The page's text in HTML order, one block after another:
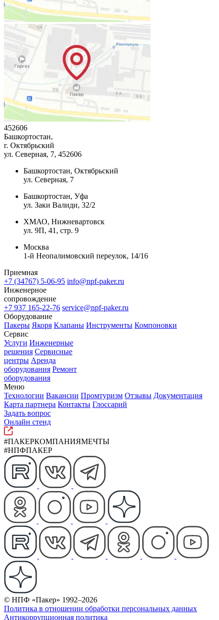
452606
Башкортостан,
г. Октябрьский
ул. Северная, 7, 452606
Башкортостан, Октябрьский
ул. Северная, 7
Башкортостан, Уфа
ул. Заки Валиди, 32/2
ХМАО, Нижневартовск
ул. 9П, 41, стр. 9
Москва
1-й Неопалимовский переулок, 14/16
Приемная
+7 (34767) 5-06-95 info@npf-paker.ru
Инженерное
сопровождение
+7 937 165-22-76 service@npf-paker.ru
Оборудование
Пакеры Якоря Клапаны Инструменты Компоновки
Сервис
Услуги Инженерные
решения Сервисные
центры Аренда
оборудования Ремонт
оборудования
Меню
Технологии Вакансии Промтуризм Отзывы Документация
Карта партнера Контакты Глоссарий
Задать вопрос
Онлайн стенд
#ПАКЕРКОМПАНИЯМЕЧТЫ
#НПФПАКЕР
© НПФ «Пакер» 1992–2026
Политика в отношении обработки персональных данных
Антикоррупционная политика